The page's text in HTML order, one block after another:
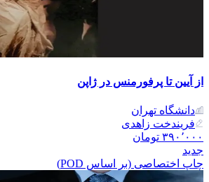
از آیین تا پرفورمنس در ژاپن
دانشگاه تهران
فریندخت زاهدی
۳۹۰٬۰۰۰ تومان
جدید
چاپ اختصاصی (بر اساس POD)